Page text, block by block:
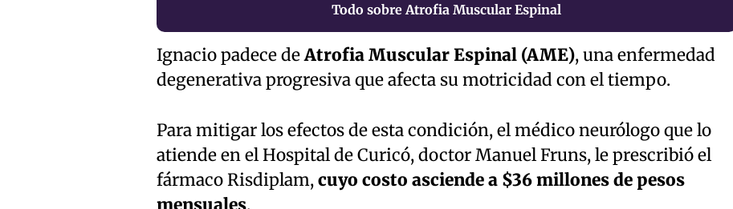
Todo sobre Atrofia Muscular Espinal
Ignacio padece deAtrofia Muscular Espinal (AME), una enfermedad
degenerativa progresiva que afecta su motricidad con el tiempo.
Para mitigar los efectos de esta condición, el médico neurólogo que lo
atiende en el Hospital de Curicó, doctor Manuel Fruns, le prescribió el
fármaco Risdiplam,cuyo costo asciende a $36 millones de pesos
mensuales.